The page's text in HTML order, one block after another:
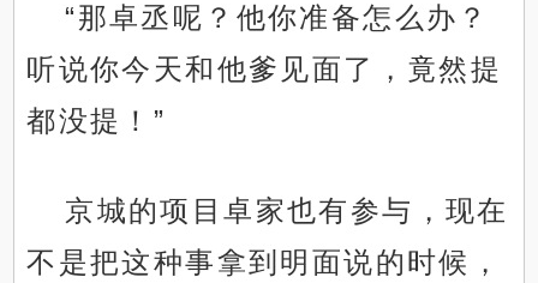
“那卓丞呢？他你准备怎么办？
听说你今天和他爹见面了，竟然提
都没提！”
京城的项目卓家也有参与，现在
不是把这种事拿到明面说的时候，